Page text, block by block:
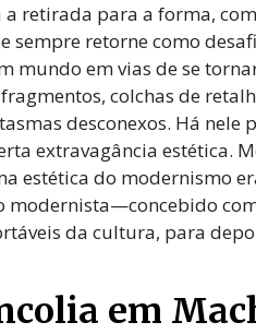
retirada para a forma,
retorne como
mundo em vias de se
colchas de
desconexos. Há nele
extravagância estética.
estética do modernismo
modernista—concebido
da cultura, para
em